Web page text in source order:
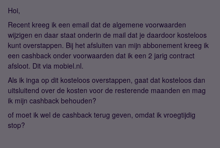
Hoi,
Recent kreeg ik een email dat de algemene voorwaarden
wijzigen en daar staat onderin de mail dat je daardoor kosteloos
kunt overstappen. Bij het afsluiten van mijn abbonement kreeg ik
een cashback onder voorwaarden dat ik een 2 jarig contract
afsloot. Dit via mobiel.nl.
Als ik inga op dit kosteloos overstappen, gaat dat kosteloos dan
uitsluitend over de kosten voor de resterende maanden en mag
ik mijn cashback behouden?
of moet ik wel de cashback terug geven, omdat ik vroegtijdig
stop?